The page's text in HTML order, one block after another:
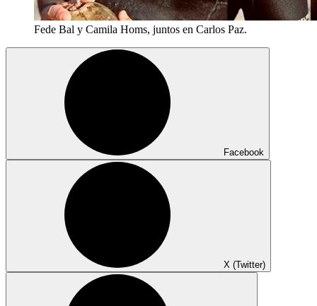
Fede Bal y Camila Homs, juntos en Carlos Paz.
Facebook
X (Twitter)